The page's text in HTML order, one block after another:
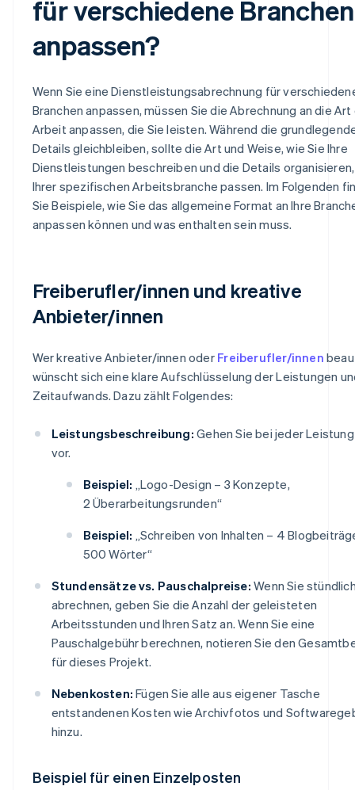
für verschiedene Branchen
anpassen?
Wenn Sie eine Dienstleistungsabrechnung für
Branchen anpassen, müssen Sie die Abrechnung an die Art
Arbeit anpassen, die Sie leisten. Während die
Details gleichbleiben, sollte die Art und Weise, wie Sie Ihre
Dienstleistungen beschreiben und die Details
Ihrer spezifischen Arbeitsbranche passen. Im Folgenden
Sie Beispiele, wie Sie das allgemeine Format an Ihre
anpassen können und was enthalten sein muss.
Freiberufler/innen und kreative
Anbieter/innen
Wer kreative Anbieter/innen oder Freiberufler/innen
wünscht sich eine klare Aufschlüsselung der Leistungen
Zeitaufwands. Dazu zählt Folgendes:
Leistungsbeschreibung: Gehen Sie bei jeder
vor.
Beispiel: „Logo-Design – 3 Konzepte,
2 Überarbeitungsrunden“
Beispiel: „Schreiben von Inhalten – 4
500 Wörter“
Stundensätze vs. Pauschalpreise: Wenn Sie
abrechnen, geben Sie die Anzahl der geleisteten
Arbeitsstunden und Ihren Satz an. Wenn Sie eine
Pauschalgebühr berechnen, notieren Sie den
für dieses Projekt.
Nebenkosten: Fügen Sie alle aus eigener Tasche
entstandenen Kosten wie Archivfotos und
hinzu.
Beispiel für einen Einzelposten